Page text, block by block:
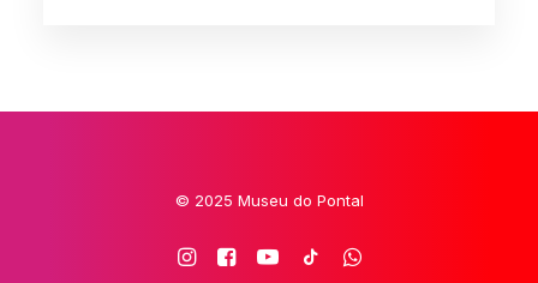
© 2025 Museu do Pontal